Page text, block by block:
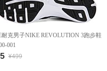
克男子NIKE REVOLUTION 3跑步鞋
001
¥499